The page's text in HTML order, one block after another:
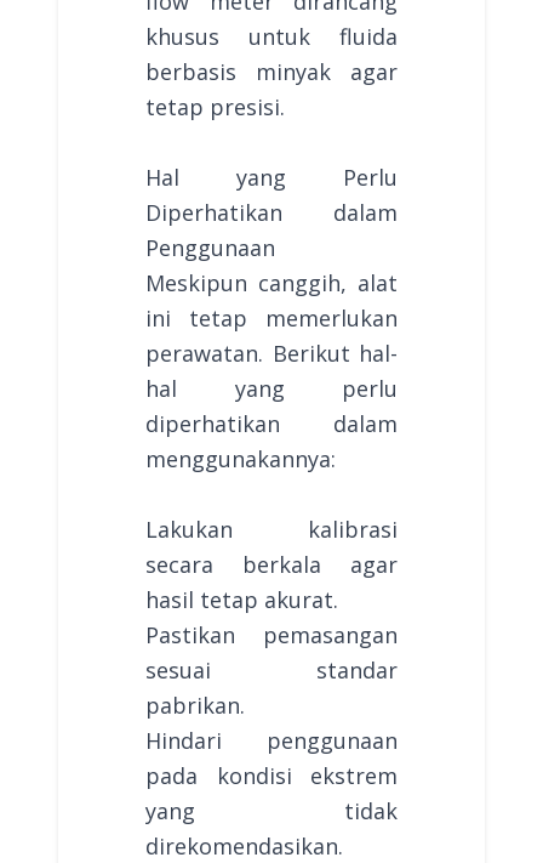
khusus untuk fluida
berbasis minyak agar
tetap presisi.
Hal yang Perlu
Diperhatikan dalam
Penggunaan
Meskipun canggih, alat
ini tetap memerlukan
perawatan. Berikut hal-
hal yang perlu
diperhatikan dalam
menggunakannya:
Lakukan kalibrasi
secara berkala agar
hasil tetap akurat.
Pastikan pemasangan
sesuai standar
pabrikan.
Hindari penggunaan
pada kondisi ekstrem
yang tidak
direkomendasikan.